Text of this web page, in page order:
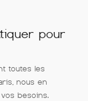
pour
toutes les
nous en
besoins.